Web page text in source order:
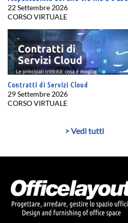
22 Settembre 2026
CORSO VIRTUALE
Contratti di Servizi Cloud
29 Settembre 2026
CORSO VIRTUALE
> Vedi tutti